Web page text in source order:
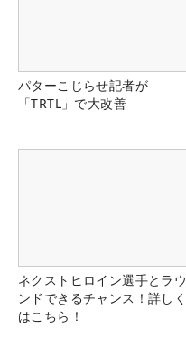
パターこじらせ記者が
「TRTL」で大改善
ネクストヒロイン選手とラウ
ンドできるチャンス！詳しく
はこちら！